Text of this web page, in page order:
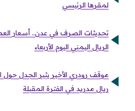
لمقرها الرئيسي
تحديثات الصرف في عدن.. أسعار
الريال اليمني اليوم الأربعاء
موقف رودري الأخير يثير الجدل حول
ريال مدريد في الفترة المقبلة